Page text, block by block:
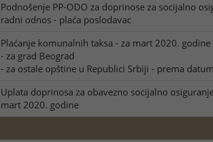
Podnošenje PP-ODO za doprinose za socijalno
radni odnos - plaća poslodavac
Plaćanje komunalnih taksa - za mart 2020. godine
- za grad Beograd
- za ostale opštine u Republici Srbiji - prema
Uplata doprinosa za obavezno socijalno
mart 2020. godine